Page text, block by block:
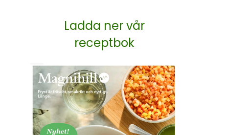
Ladda ner vår
receptbok